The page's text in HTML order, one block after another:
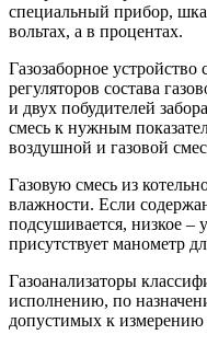
специальный прибор,
вольтах, а в процентах.
Газозаборное
регуляторов состава
и двух побудителей
смесь к нужным
воздушной и газовой
Газовую смесь из
влажности. Если
подсушивается, низкое –
присутствует манометр
Газоанализаторы
исполнению, по
допустимых к измерению